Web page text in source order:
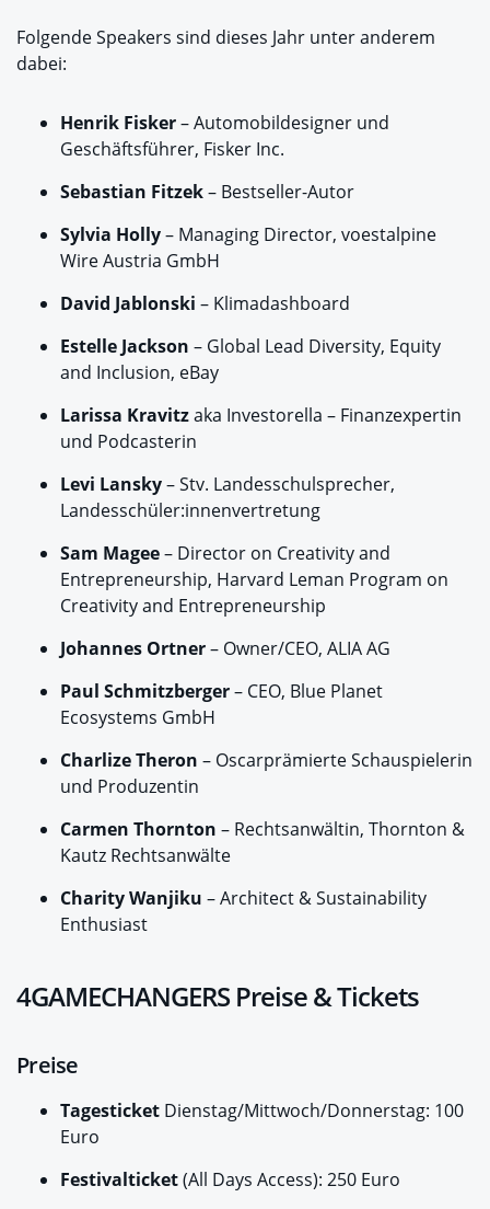
Folgende Speakers sind dieses Jahr unter anderem
dabei:
Henrik Fisker– Automobildesigner und
Geschäftsführer, Fisker Inc.
Sebastian Fitzek– Bestseller-Autor
Sylvia Holly– Managing Director, voestalpine
Wire Austria GmbH
David Jablonski – Klimadashboard
Estelle Jackson – Global Lead Diversity, Equity
and Inclusion, eBay
Larissa Kravitzaka Investorella – Finanzexpertin
und Podcasterin
Levi Lansky– Stv. Landesschulsprecher,
Landesschüler:innenvertretung
Sam Magee– Director on Creativity and
Entrepreneurship, Harvard Leman Program on
Creativity and Entrepreneurship
Johannes Ortner– Owner/CEO, ALIA AG
Paul Schmitzberger– CEO, Blue Planet
Ecosystems GmbH
Charlize Theron – Oscarprämierte Schauspielerin
und Produzentin
Carmen Thornton – Rechtsanwältin, Thornton &
Kautz Rechtsanwälte
Charity Wanjiku – Architect & Sustainability
Enthusiast
4GAMECHANGERS Preise & Tickets
Preise
Tagesticket Dienstag/Mittwoch/Donnerstag: 100
Euro
Festivalticket(All Days Access): 250 Euro